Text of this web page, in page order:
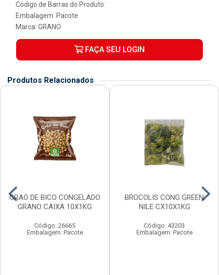
Código de Barras do Produto:
Embalagem: Pacote
Marca: GRANO
FAÇA SEU LOGIN
Produtos Relacionados
GRAO DE BICO CONGELADO
GRANO CAIXA 10X1KG
Código: 26665
Embalagem: Pacote
BROCOLIS CONG GREEN
NILE CX10X1KG
Código: 43203
Embalagem: Pacote